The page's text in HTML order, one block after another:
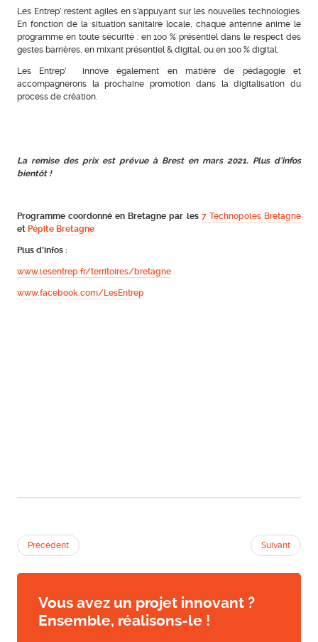
Les Entrep’ restent agiles en s’appuyant sur les nouvelles technologies.
En fonction de la situation sanitaire locale, chaque antenne anime le
programme en toute sécurité : en 100 % présentiel dans le respect des
gestes barrières, en mixant présentiel & digital, ou en 100 % digital.
Les Entrep’ innove également en matière de pédagogie et
accompagnerons la prochaine promotion dans la digitalisation du
process de création.
La remise des prix est prévue à Brest en mars 2021. Plus d’infos
bientôt !
Programme coordonné en Bretagne par les 7 Technopoles Bretagne
et Pépite Bretagne
Plus d’infos :
www.lesentrep.fr/territoires/bretagne
www.facebook.com/LesEntrep
Précédent Suivant
Vous avez un projet innovant ?
Ensemble, réalisons-le !